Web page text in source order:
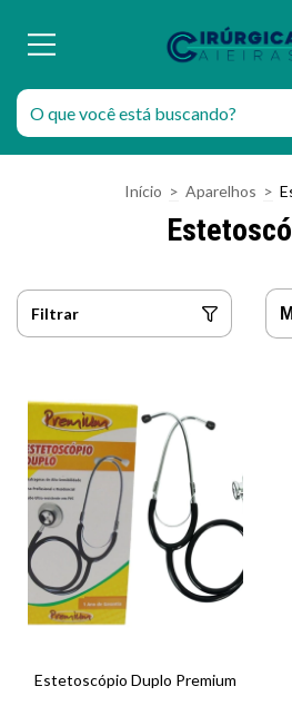
Início > Aparelhos >
Filtrar
Estetoscópio Duplo Premium